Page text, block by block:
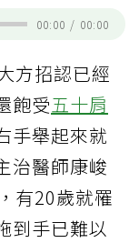
00:00 / 00:00
方招認已經
飽受五十肩
手舉起來就
治醫師康峻
有20歲就罹
到手已難以